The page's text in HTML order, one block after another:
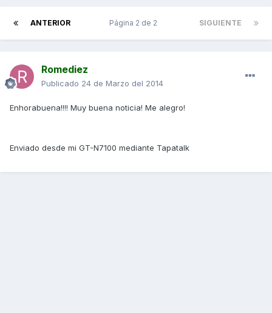
ANTERIOR SIGUIENTE
Página 2 de 2
Romediez
Publicado 24 de Marzo del 2014
Enhorabuena!!!! Muy buena noticia! Me alegro!
Enviado desde mi GT-N7100 mediante Tapatalk